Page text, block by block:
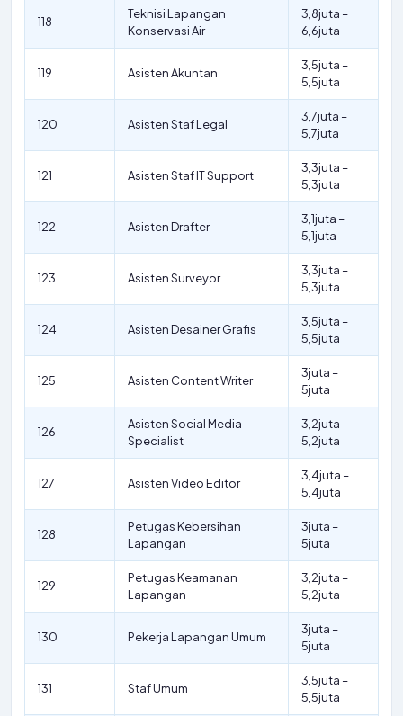
118
Teknisi Lapangan
Konservasi Air
3,8juta –
6,6juta
119 Asisten Akuntan
3,5juta –
5,5juta
120 Asisten Staf Legal
3,7juta –
5,7juta
121 Asisten Staf IT Support
3,3juta –
5,3juta
122 Asisten Drafter
3,1juta –
5,1juta
123 Asisten Surveyor
3,3juta –
5,3juta
124 Asisten Desainer Grafis
3,5juta –
5,5juta
125 Asisten Content Writer
3juta –
5juta
126
Asisten Social Media
Specialist
3,2juta –
5,2juta
127 Asisten Video Editor
3,4juta –
5,4juta
128
Petugas Kebersihan
Lapangan
3juta –
5juta
129
Petugas Keamanan
Lapangan
3,2juta –
5,2juta
130 Pekerja Lapangan Umum
3juta –
5juta
131 Staf Umum
3,5juta –
5,5juta